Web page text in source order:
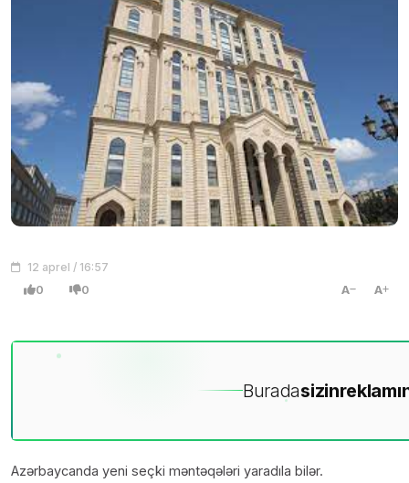
12 aprel / 16:57
0 0 A A
Buradasizin
Azərbaycanda yeni seçki məntəqələri yaradıla bilər.